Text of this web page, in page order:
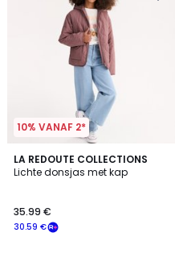
10% VANAF 2*
LA REDOUTE COLLECTIONS
Lichte donsjas met kap
30.59 €
35.99 €
3.5
/ 5
3
Kleuren